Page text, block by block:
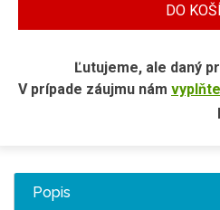
DO
Ľutujeme, ale daný
V prípade záujmu nám
Popis